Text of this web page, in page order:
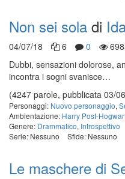
Non sei sola di
04/07/18 6 0
Dubbi, sensazioni dolorose,
incontra i sogni svanisce…
(4247 parole, pubblicata 03/
Personaggi: Nuovo personaggio,
Ambientazione: Harry Post-
Genere: Drammatico, Introspettivo
Serie: Nessuno
Sfide: Nessuno
Le maschere di